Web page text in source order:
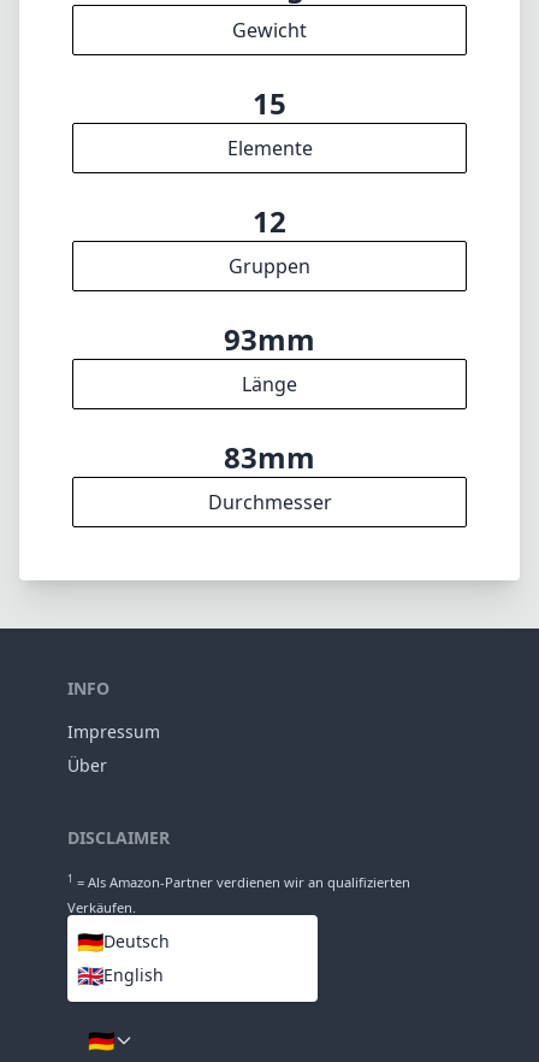
38cm
min. Fokusdistanz
f22
min. Blende
600g
Gewicht
15
Elemente
12
Gruppen
INFO
Impressum